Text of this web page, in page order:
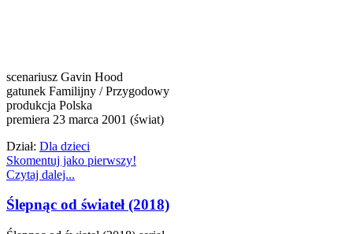
scenariusz Gavin Hood
gatunek Familijny / Przygodowy
produkcja Polska
premiera 23 marca 2001 (świat)
Dział: Dla dzieci
Skomentuj jako pierwszy!
Czytaj dalej...
Ślepnąc od świateł (2018)